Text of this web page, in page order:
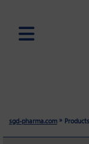
sgd-pharma.com »